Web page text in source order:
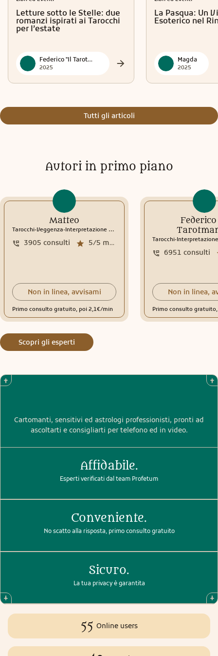
Letture sotto le Stelle: due
romanzi ispirati ai Tarocchi
per l’estate
Federico "Il Tarotmante"
2025
La Pasqua: Un
Esoterico nel
Magda
2025
Tutti gli articoli
Autori in primo piano
Matteo
Tarocchi.Veggenza.Interpretazione sogni
5/5 media recensioni
3905 consulti
Non in linea, avvisami
Primo consulto gratuito, poi 2,1€/min
Tarocchi.
6951 consulti
Non in linea,
Primo consulto
Scopri gli esperti
Cartomanti, sensitivi ed astrologi professionisti, pronti ad
ascoltarti e consigliarti per telefono ed in video.
Affidabile.
Esperti verificati dal team Profetum
Conveniente.
No scatto alla risposta, primo consulto gratuito
Sicuro.
La tua privacy è garantita
55 Online users